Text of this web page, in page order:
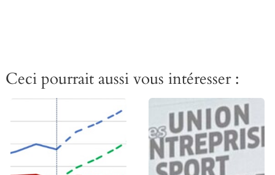
Ceci pourrait aussi vous intéresser :